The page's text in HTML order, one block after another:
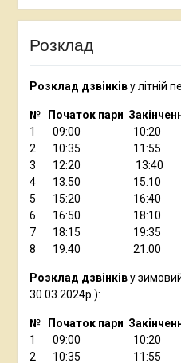
Розклад
Розклад дзвінківу літній
№ Початок пари
1 09:00 10:20
2 10:35 11:55
3 12:20 13:40
4 13:50 15:10
5 15:20 16:40
6 16:50 18:10
7 18:15 19:35
8 19:40 21:00
Розклад дзвінківу
30.03.2024р.):
№ Початок пари
1 09:00 10:20
2 10:35 11:55